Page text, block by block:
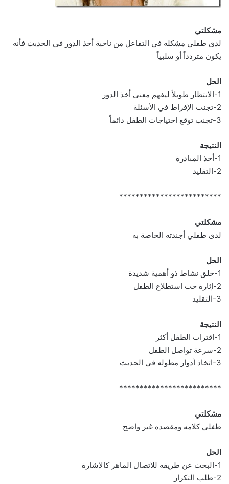
مشكلتي
لدى طفلي مشكله في التفاعل من ناحية أخذ الدور في الحديث فأنه
يكون متردداً أو سلبياً
الحل
1-الانتظار طويلاً ليفهم معنى أخذ الدور
2-تجنب الإفراط في الأسئلة
3-تجنب توقع احتياجات الطفل دائماً
النتيجة
1-أخذ المبادرة
2-التقليد
*************************
مشكلتي
لدى طفلي أجندته الخاصة به
الحل
1-خلق نشاط ذو أهمية شديدة
2-إثارة حب استطلاع الطفل
3-التقليد
النتيجة
1-اقتراب الطفل أكثر
2-سرعة تواصل الطفل
3-اتخاذ أدوار مطوله في الحديث
*************************
مشكلتي
طفلي كلامه ومقصده غير واضح
الحل
1-البحث عن طريقه للاتصال الماهر كالإشارة
2-طلب التكرار